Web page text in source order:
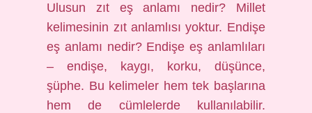
Ulusun zıt eş anlamı nedir? Millet
kelimesinin zıt anlamlısı yoktur. Endişe
eş anlamı nedir? Endişe eş anlamlıları
– endişe, kaygı, korku, düşünce,
şüphe. Bu kelimeler hem tek başlarına
hem de cümlelerde kullanılabilir.